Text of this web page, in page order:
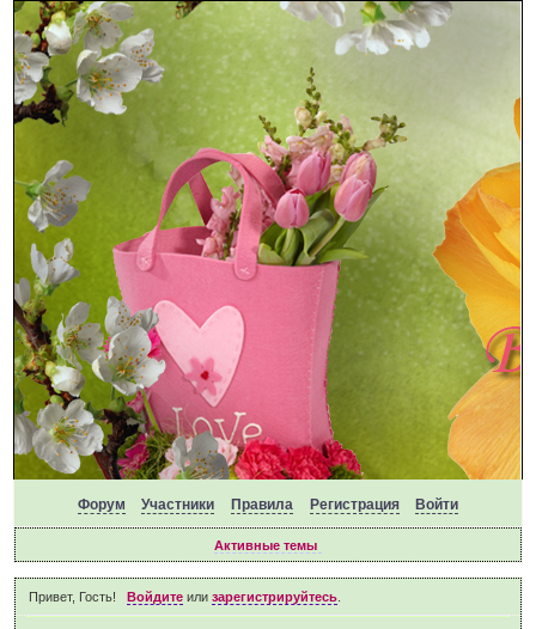
Форум Участники Правила Регистрация Войти
Активные темы
Привет, Гость! Войдитеили зарегистрируйтесь.